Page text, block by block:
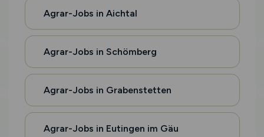
Agrar-Jobs in Aichtal
Agrar-Jobs in Schömberg
Agrar-Jobs in Grabenstetten
Agrar-Jobs in Eutingen im Gäu